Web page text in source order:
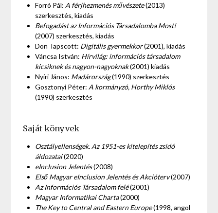
Forró Pál:A férjhezmenés művészete(2013)
szerkesztés, kiadás
Befogadást az Információs Társadalomba Most!
(2007) szerkesztés, kiadás
Don Tapscott: Digitális gyermekkor(2001), kiadás
Váncsa István: Hírvilág: információs társadalom
kicsiknek és nagyon-nagyoknak(2001) kiadás
Nyíri János: Madárország(1990) szerkesztés
Gosztonyi Péter:A kormányzó, Horthy Miklós
(1990) szerkesztés
Saját könyvek
Osztályellenségek. Az 1951-es kitelepítés zsidó
áldozatai(2020)
eInclusion Jelentés(2008)
Első Magyar eInclusion Jelentés és Akcióterv(2007)
Az Információs Társadalom felé(2001)
Magyar Informatikai Charta(2000)
The Key to Central and Eastern Europe(1998, angol